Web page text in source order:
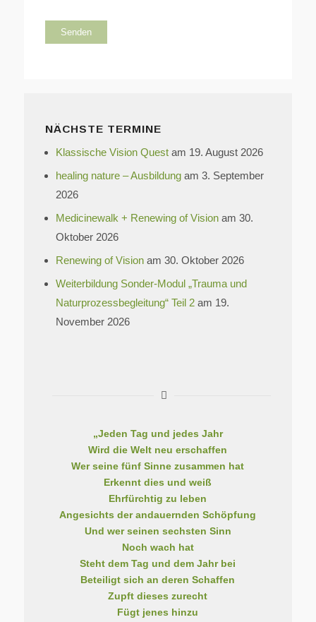
NÄCHSTE TERMINE
Klassische Vision Questam 19. August 2026
healing nature – Ausbildungam 3. September
2026
Medicinewalk + Renewing of Visionam 30.
Oktober 2026
Renewing of Visionam 30. Oktober 2026
Weiterbildung Sonder-Modul „Trauma und
Naturprozessbegleitung“ Teil 2am 19.
November 2026
„Jeden Tag und jedes Jahr
Wird die Welt neu erschaffen
Wer seine fünf Sinne zusammen hat
Erkennt dies und weiß
Ehrfürchtig zu leben
Angesichts der andauernden Schöpfung
Und wer seinen sechsten Sinn
Noch wach hat
Steht dem Tag und dem Jahr bei
Beteiligt sich an deren Schaffen
Zupft dieses zurecht
Fügt jenes hinzu